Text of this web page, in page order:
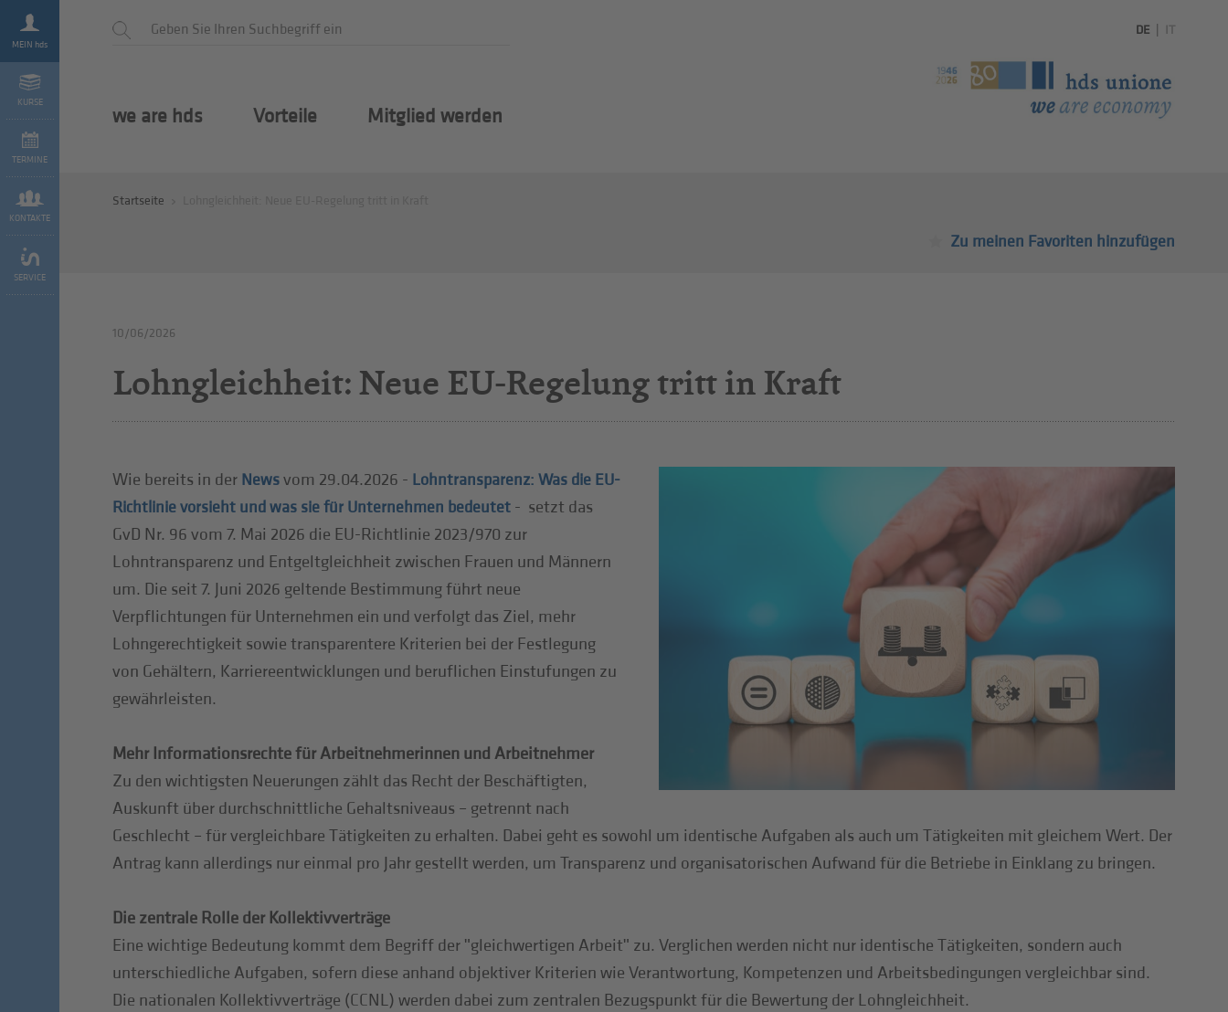
MEIN hds
KURSE
TERMINE
KONTAKTE
SERVICE
DE IT
we are hds Vorteile Mitglied werden
Startseite
Zu meinen Favoriten hinzufügen
10/06/2026
Lohngleichheit: Neue EU-Regelung tritt in Kraft
Wie bereits in der Newsvom 29.04.2026 - Lohntransparenz: Was die EU-
Richtlinie vorsieht und was sie für Unternehmen bedeutet- setzt das
GvD Nr. 96 vom 7. Mai 2026 die EU-Richtlinie 2023/970 zur
Lohntransparenz und Entgeltgleichheit zwischen Frauen und Männern
um. Die seit 7. Juni 2026 geltende Bestimmung führt neue
Verpflichtungen für Unternehmen ein und verfolgt das Ziel, mehr
Lohngerechtigkeit sowie transparentere Kriterien bei der Festlegung
von Gehältern, Karriereentwicklungen und beruflichen Einstufungen zu
gewährleisten.
Mehr Informationsrechte für Arbeitnehmerinnen und Arbeitnehmer
Zu den wichtigsten Neuerungen zählt das Recht der Beschäftigten,
Auskunft über durchschnittliche Gehaltsniveaus – getrennt nach
Geschlecht – für vergleichbare Tätigkeiten zu erhalten. Dabei geht es sowohl um identische Aufgaben als auch um Tätigkeiten mit gleichem Wert. Der
Antrag kann allerdings nur einmal pro Jahr gestellt werden, um Transparenz und organisatorischen Aufwand für die Betriebe in Einklang zu bringen.
Die zentrale Rolle der Kollektivverträge
Eine wichtige Bedeutung kommt dem Begriff der ʺgleichwertigen Arbeitʺ zu. Verglichen werden nicht nur identische Tätigkeiten, sondern auch
unterschiedliche Aufgaben, sofern diese anhand objektiver Kriterien wie Verantwortung, Kompetenzen und Arbeitsbedingungen vergleichbar sind.
Die nationalen Kollektivverträge (CCNL) werden dabei zum zentralen Bezugspunkt für die Bewertung der Lohngleichheit.